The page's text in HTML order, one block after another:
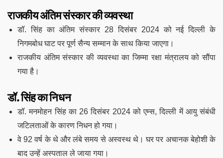
राजकीय अंतिम संस्कार की व्यवस्था
डॉ. सिंह का अंतिम संस्कार 28 दिसंबर 2024 को नई दिल्ली के
निगमबोध घाट पर पूर्ण सैन्य सम्मान के साथ किया जाएगा।
राजकीय अंतिम संस्कार की व्यवस्था का जिम्मा रक्षा मंत्रालय को सौंपा
गया है।
डॉ. सिंह का निधन
डॉ. मनमोहन सिंह का 26 दिसंबर 2024 को एम्स, दिल्ली में आयु संबंधी
जटिलताओं के कारण निधन हो गया।
वे 92 वर्ष के थे और लंबे समय से अस्वस्थ थे। घर पर अचानक बेहोशी के
बाद उन्हें अस्पताल ले जाया गया।